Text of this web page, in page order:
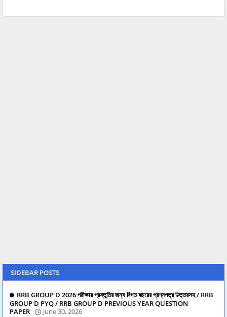
SIDEBAR POSTS
RRB GROUP D 2026 পরীক্ষার প্রস্তুতির জন্য বিগত বছরের প্রশ্নপত্র উত্তরসহ / RRB
GROUP D PYQ / RRB GROUP D PREVIOUS YEAR QUESTION
PAPER
June 30, 2026